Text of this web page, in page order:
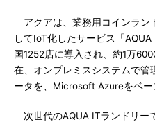
アクアは、業務用コインラン
してIoT化したサービス「
国1252店に導入され、約1万
在、オンプレミスシステムで
ータを、Microsoft Azureをベー
次世代のAQUA ITランドリー